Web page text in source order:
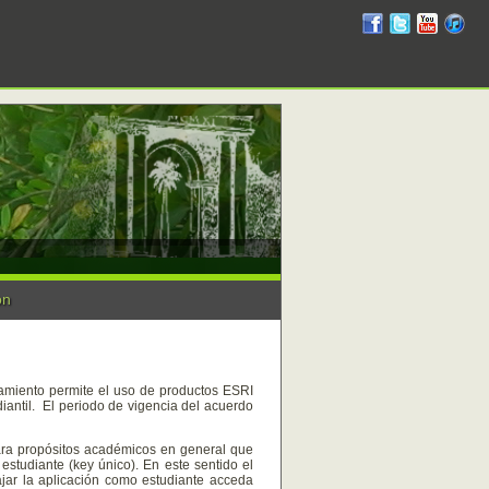
RUMRUMRUM
permite el uso de productos ESRI
El periodo de vigencia del acuerdo
propósitos académicos en general que
(key único). En este sentido el
la aplicación como estudiante acceda